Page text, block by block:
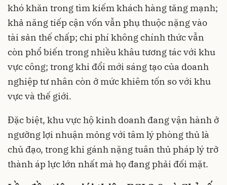
khó khăn trong tìm kiếm khách hàng tăng mạnh;
khả năng tiếp cận vốn vẫn phụ thuộc nặng vào
tài sản thế chấp; chi phí không chính thức vẫn
còn phổ biến trong nhiều khâu tương tác với khu
vực công; trong khi đổi mới sáng tạo của doanh
nghiệp tư nhân còn ở mức khiêm tốn so với khu
vực và thế giới.
Đặc biệt, khu vực hộ kinh doanh đang vận hành ở
ngưỡng lợi nhuận mỏng với tâm lý phòng thủ là
chủ đạo, trong khi gánh nặng tuân thủ pháp lý trở
thành áp lực lớn nhất mà họ đang phải đối mặt.